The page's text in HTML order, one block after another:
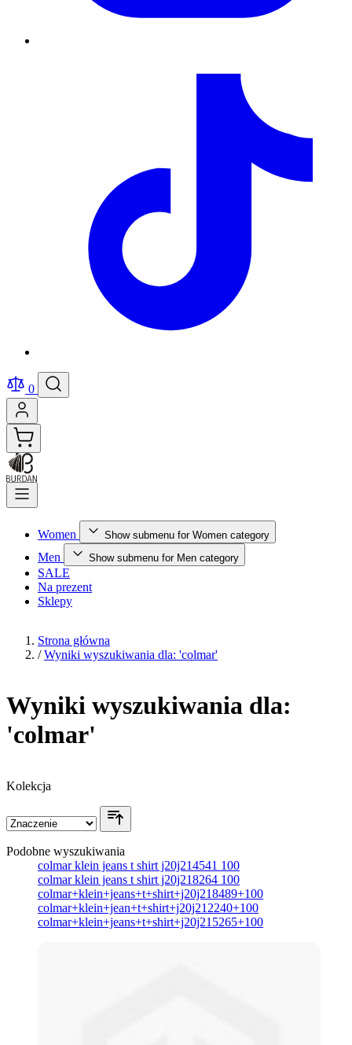
0
Women Show submenu for Women category
Men Show submenu for Men category
SALE
Na prezent
Sklepy
Strona główna
/ Wyniki wyszukiwania dla: 'colmar'
Wyniki wyszukiwania dla:
'colmar'
Kolekcja
Podobne wyszukiwania
colmar klein jeans t shirt j20j214541 100
colmar klein jeans t shirt j20j218264 100
colmar+klein+jeans+t+shirt+j20j218489+100
colmar+klein+jean+t+shirt+j20j212240+100
colmar+klein+jeans+t+shirt+j20j215265+100